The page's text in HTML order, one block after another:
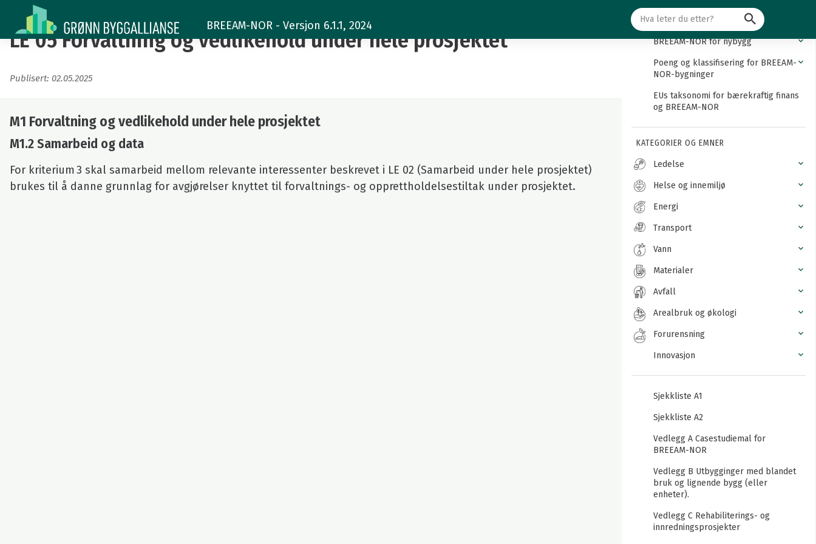
05
og
vedlikehold
under
hele
prosjektet
BREEAM-NOR - Versjon 6.1.1, 2024 Søk
LE 05 Forvaltning og vedlikehold under hele prosjektet
Publisert: 02.05.2025
M1 Forvaltning og vedlikehold under hele prosjektet
M1.2 Samarbeid og data
For kriterium 3 skal samarbeid mellom relevante interessenter beskrevet i LE 02 (Samarbeid under hele prosjektet)
brukes til å danne grunnlag for avgjørelser knyttet til forvaltnings- og opprettholdelsestiltak under prosjektet.
Innledning
BREEAM-NOR for nybygg
Poeng og klassifisering for BREEAM-
NOR-bygninger
EUs taksonomi for bærekraftig finans
og BREEAM-NOR
KATEGORIER OG EMNER
Ledelse
Helse og innemiljø
Energi
Transport
Vann
Materialer
Avfall
Arealbruk og økologi
Forurensning
Innovasjon
Sjekkliste A1
Sjekkliste A2
Vedlegg A Casestudiemal for
BREEAM-NOR
Vedlegg B Utbygginger med blandet
bruk og lignende bygg (eller
enheter).
Vedlegg C Rehabiliterings- og
innredningsprosjekter